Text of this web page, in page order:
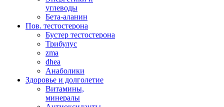
углеводы
Бета-аланин
Пов. тестостерона
Бустер тестостерона
Трибулус
zma
dhea
Анаболики
Здоровье и долголетие
Витамины,
минералы